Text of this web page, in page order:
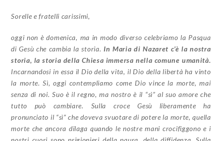
Sorelle e fratelli carissimi,
oggi non è domenica, ma in modo diverso celebriamo la Pasqua
di Gesù che cambia la storia. In Maria di Nazaret c’è la nostra
storia, la storia della Chiesa immersa nella comune umanità.
Incarnandosi in essa il Dio della vita, il Dio della libertà ha vinto
la morte. Sì, oggi contempliamo come Dio vince la morte, mai
senza di noi. Suo è il regno, ma nostro è il “sì” al suo amore che
tutto può cambiare. Sulla croce Gesù liberamente ha
pronunciato il “sì” che doveva svuotare di potere la morte, quella
morte che ancora dilaga quando le nostre mani crocifiggono e i